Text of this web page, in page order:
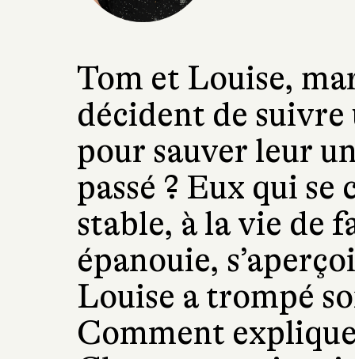
Tom et Louise,
décident de
pour sauver leur
passé ? Eux qui
stable, à la vie de
épanouie,
Louise a trompé
Comment